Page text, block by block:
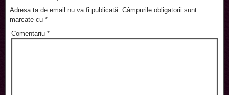
Adresa ta de email nu va fi publicată. Câmpurile obligatorii sunt
marcate cu *
Comentariu *